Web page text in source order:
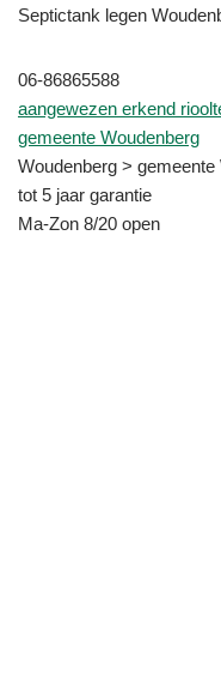
Septictank legen
06-86865588
aangewezen erkend
gemeente Woudenberg
Woudenberg > gemeente
tot 5 jaar garantie
Ma-Zon 8/20 open